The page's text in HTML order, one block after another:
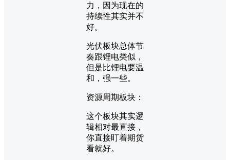
力，因为现在的
持续性其实并不
好。
光伏板块总体节
奏跟锂电类似，
但是比锂电要温
和，强一些。
资源周期板块：
这个板块其实逻
辑相对最直接，
你直接盯着期货
看就好。